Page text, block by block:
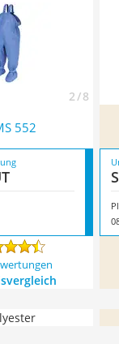
2 / 8
552